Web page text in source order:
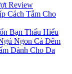
Review
Cách Tắm Cho
Bạn Thấu Hiểu
Ngon Cả Đêm
Dành Cho Da